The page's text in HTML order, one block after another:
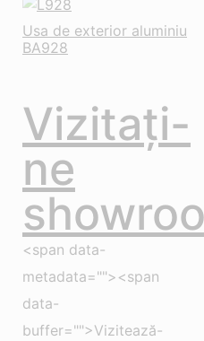
Usa de exterior aluminiu
BA928
Vizitați-
ne
<span data-
metadata=""><span
data-
buffer="">Vizitează-